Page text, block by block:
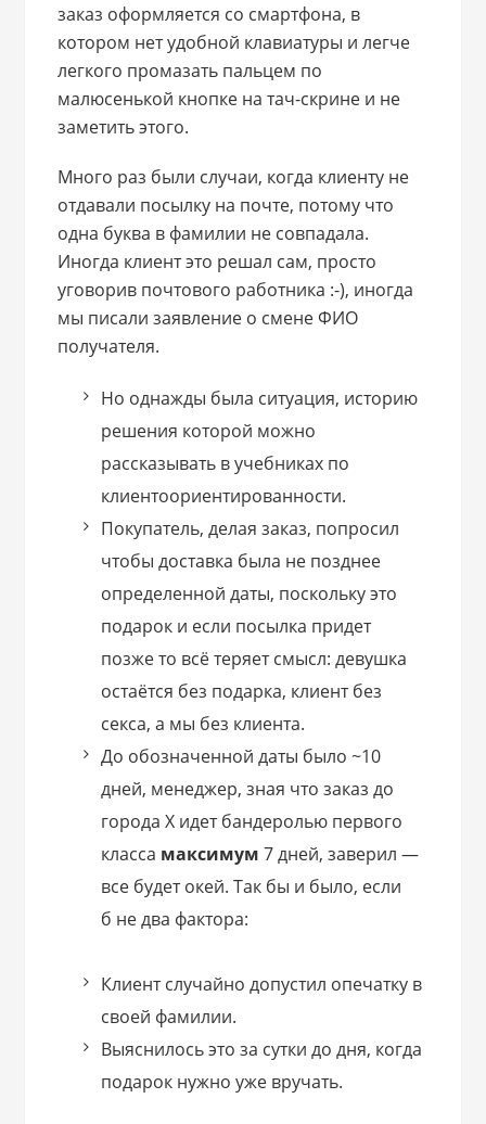
заказ оформляется со смартфона, в
котором нет удобной клавиатуры и легче
легкого промазать пальцем по
малюсенькой кнопке на тач-скрине и не
заметить этого.
Много раз были случаи, когда клиенту не
отдавали посылку на почте, потому что
одна буква в фамилии не совпадала.
Иногда клиент это решал сам, просто
уговорив почтового работника :-), иногда
мы писали заявление о смене ФИО
получателя.
Но однажды была ситуация, историю
решения которой можно
рассказывать в учебниках по
клиентоориентированности.
Покупатель, делая заказ, попросил
чтобы доставка была не позднее
определенной даты, поскольку это
подарок и если посылка придет
позже то всё теряет смысл: девушка
остаётся без подарка, клиент без
секса, а мы без клиента.
До обозначенной даты было ~10
дней, менеджер, зная что заказ до
города Х идет бандеролью первого
класса максимум 7 дней, заверил —
все будет окей. Так бы и было, если
б не два фактора:
Клиент случайно допустил опечатку в
своей фамилии.
Выяснилось это за сутки до дня, когда
подарок нужно уже вручать.